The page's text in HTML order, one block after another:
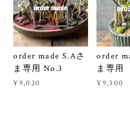
order made S.Aさ
ま専用 No.3
¥9,020
order
ま専用
¥9,300